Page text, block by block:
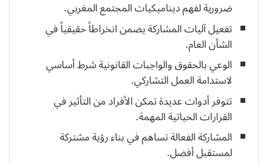
ضرورية لفهم ديناميكيات المجتمع المغربي.
تفعيل آليات المشاركة يضمن انخراطاً حقيقياً في
الشأن العام.
الوعي بالحقوق والواجبات القانونية شرط أساسي
لاستدامة العمل التشاركي.
تتوفر أدوات عديدة تمكن الأفراد من التأثير في
القرارات الحياتية المهمة.
المشاركة الفعالة تساهم في بناء رؤية مشتركة
لمستقبل أفضل.